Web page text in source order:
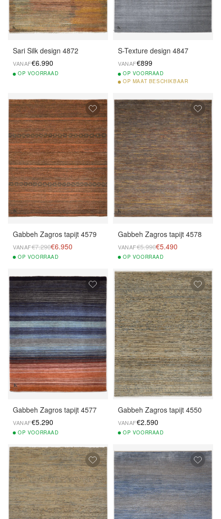
Sari Silk design 4872
VANAF€6.990
OP VOORRAAD
S-Texture design 4847
VANAF€899
OP VOORRAAD
OP MAAT BESCHIKBAAR
Gabbeh Zagros tapijt 4579
VANAF€7.290€6.950
OP VOORRAAD
Gabbeh Zagros tapijt 4578
VANAF€5.990€5.490
OP VOORRAAD
Gabbeh Zagros tapijt 4577
VANAF€5.290
OP VOORRAAD
Gabbeh Zagros tapijt 4550
VANAF€2.590
OP VOORRAAD